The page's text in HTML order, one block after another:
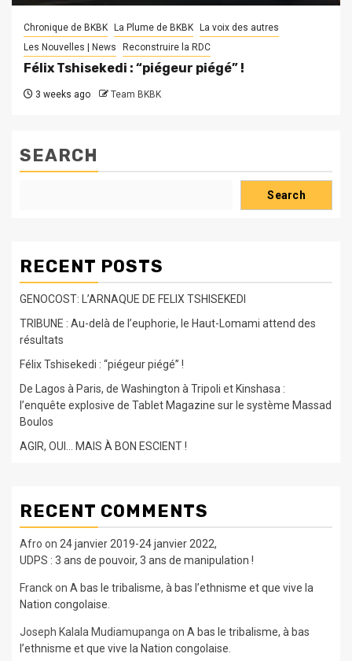
Chronique de BKBK La Plume de BKBK La voix des autres
Les Nouvelles | News
Reconstruire la RDC
Félix Tshisekedi : “piégeur piégé” !
3 weeks ago Team BKBK
SEARCH
Search
RECENT POSTS
GENOCOST: L’ARNAQUE DE FELIX TSHISEKEDI
TRIBUNE : Au-delà de l’euphorie, le Haut-Lomami attend des
résultats
Félix Tshisekedi : “piégeur piégé” !
De Lagos à Paris, de Washington à Tripoli et Kinshasa :
l’enquête explosive de Tablet Magazine sur le système Massad
Boulos
AGIR, OUI… MAIS À BON ESCIENT !
RECENT COMMENTS
Afro on 24 janvier 2019-24 janvier 2022,
UDPS : 3 ans de pouvoir, 3 ans de manipulation !
Franckon A bas le tribalisme, à bas l’ethnisme et que vive la
Nation congolaise.
Joseph Kalala Mudiamupanga on A bas le tribalisme, à bas
l’ethnisme et que vive la Nation congolaise.